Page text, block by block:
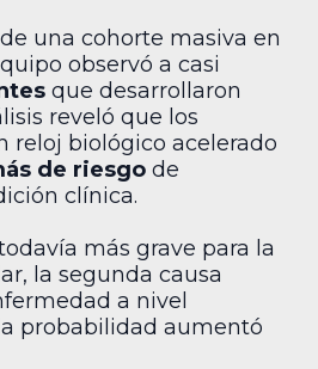
una cohorte masiva en
observó a casi
que desarrollaron
reveló que los
reloj biológico acelerado
de riesgo de
clínica.
más grave para la
la segunda causa
a nivel
probabilidad aumentó